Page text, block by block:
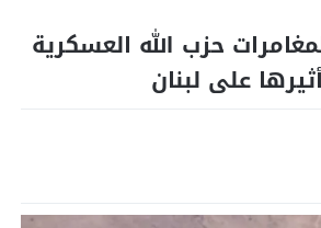
حزب الله العسكرية
على لبنان